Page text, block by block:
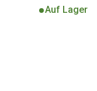
Auf Lager